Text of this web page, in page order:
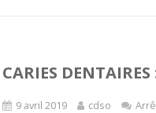
CARIES
9 avril 2019 cdso